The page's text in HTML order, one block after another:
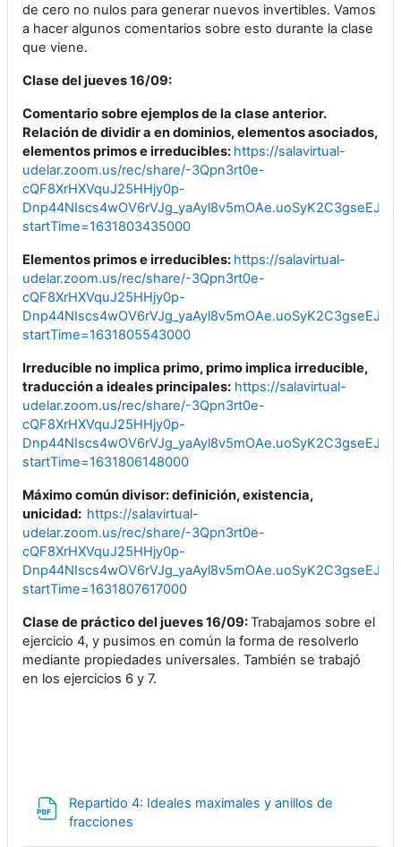
de cero no nulos para generar nuevos invertibles. Vamos
a hacer algunos comentarios sobre esto durante la clase
que viene.
Clase del jueves 16/09:
Comentario sobre ejemplos de la clase anterior.
Relación de dividir a en dominios, elementos asociados,
elementos primos e irreducibles: https://salavirtual-
udelar.zoom.us/rec/share/-3Qpn3rt0e-
cQF8XrHXVquJ25HHjy0p-
startTime=1631803435000
Elementos primos e irreducibles: https://salavirtual-
udelar.zoom.us/rec/share/-3Qpn3rt0e-
cQF8XrHXVquJ25HHjy0p-
startTime=1631805543000
Irreducible no implica primo, primo implica irreducible,
traducción a ideales principales: https://salavirtual-
udelar.zoom.us/rec/share/-3Qpn3rt0e-
cQF8XrHXVquJ25HHjy0p-
startTime=1631806148000
Máximo común divisor: definición, existencia,
unicidad: https://salavirtual-
udelar.zoom.us/rec/share/-3Qpn3rt0e-
cQF8XrHXVquJ25HHjy0p-
startTime=1631807617000
Clase de práctico del jueves 16/09:Trabajamos sobre el
ejercicio 4, y pusimos en común la forma de resolverlo
mediante propiedades universales. También se trabajó
en los ejercicios 6 y 7.
Repartido 4: Ideales maximales y anillos de
fracciones